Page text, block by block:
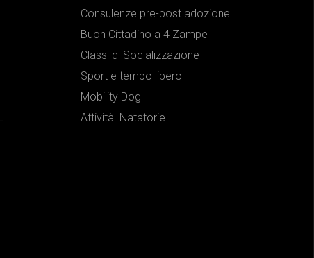
Consulenze pre-post adozione
Buon Cittadino a 4 Zampe
Classi di Socializzazione
Sport e tempo libero
Mobility Dog
Attività Natatorie